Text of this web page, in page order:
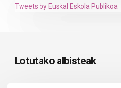
Tweets by Euskal Eskola Publikoa
Lotutako albisteak